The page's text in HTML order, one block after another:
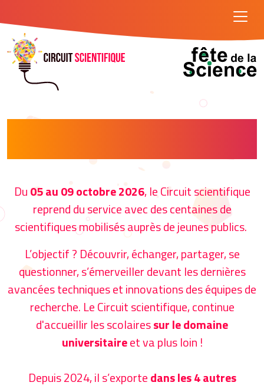
Du05 au 09 octobre 2026, le Circuit scientifique
reprend du service avec des centaines de
scientifiques mobilisés auprès de jeunes publics.
L’objectif ? Découvrir, échanger, partager, se
questionner, s’émerveiller devant les dernières
avancées techniques et innovations des équipes de
recherche. Le Circuit scientifique, continue
d'accueillir les scolairessur le domaine
universitaireet va plus loin !
Depuis 2024, il s’exportedans les 4 autres